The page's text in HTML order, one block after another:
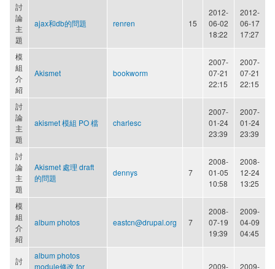
討
論
主
題
ajax和db的問題 renren 15
2012-
06-02
18:22
2012-
06-17
17:27
模
組
介
紹
Akismet bookworm
2007-
07-21
22:15
2007-
07-21
22:15
討
論
主
題
akismet 模組 PO 檔 charlesc
2007-
01-24
23:39
2007-
01-24
23:39
討
論
主
題
Akismet 處理 draft
的問題
dennys 7
2008-
01-05
10:58
2008-
12-24
13:25
模
組
介
紹
album photos eastcn@drupal.org 7
2008-
07-19
19:39
2009-
04-09
04:45
討
album photos
module修改 for
2009-
2009-